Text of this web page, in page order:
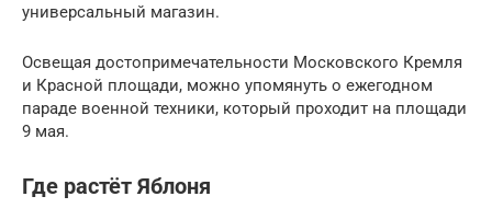
универсальный магазин.
Освещая достопримечательности Московского Кремля
и Красной площади, можно упомянуть о ежегодном
параде военной техники, который проходит на площади
9 мая.
Где растёт Яблоня